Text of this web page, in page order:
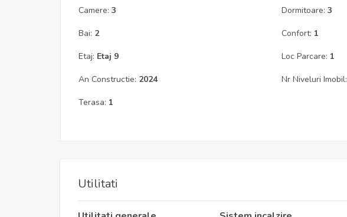
Camere: 3 Dormitoare: 3
Bai: 2 Confort: 1
Etaj: Etaj 9 Loc Parcare: 1
An Constructie: 2024 Nr Niveluri Imobil:
Terasa: 1
Utilitati